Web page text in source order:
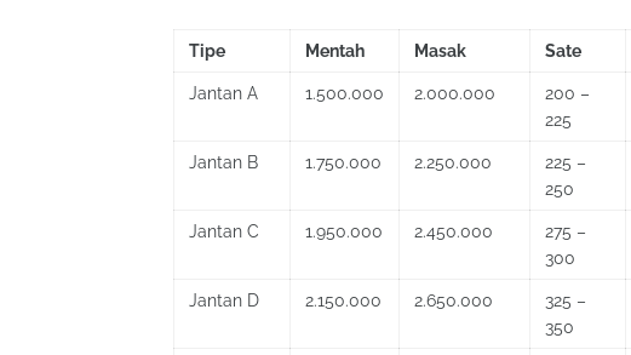
Tipe Mentah Masak Sate
Jantan A 1.500.000 2.000.000
200 –
225
Jantan B 1.750.000 2.250.000
225 –
250
Jantan C 1.950.000 2.450.000
275 –
300
Jantan D 2.150.000 2.650.000
325 –
350